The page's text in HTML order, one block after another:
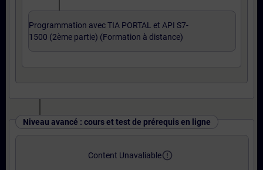
Programmation avec TIA PORTAL et API S7-
1500 (2ème partie) (Formation à distance)
Niveau avancé : cours et test de prérequis en ligne
Content Unavaliableerror_outline